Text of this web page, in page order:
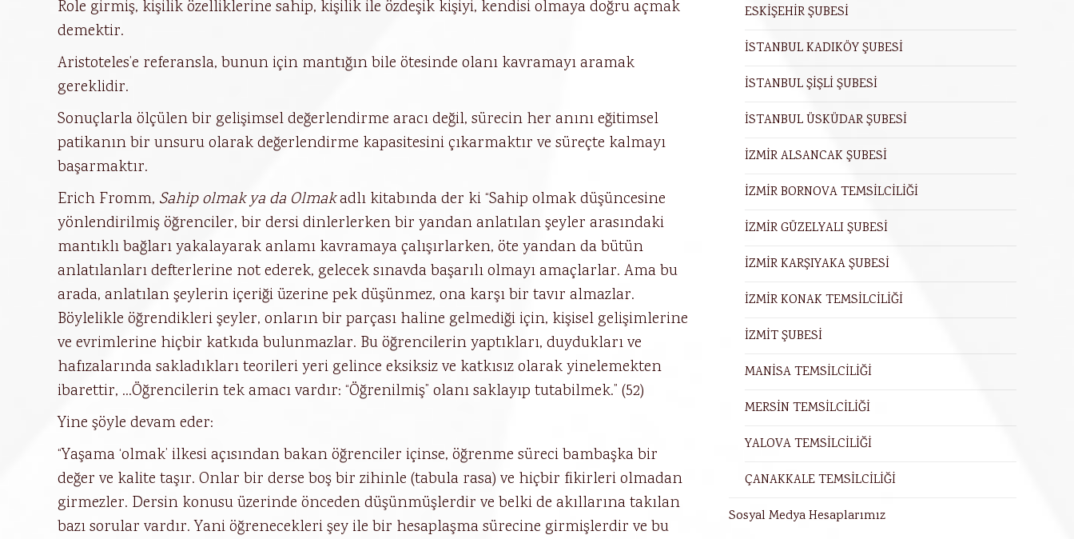
Role girmiş, kişilik özelliklerine sahip, kişilik ile özdeşik kişiyi, kendisi olmaya doğru açmak
demektir.
Aristoteles’e referansla, bunun için mantığın bile ötesinde olanı kavramayı aramak
gereklidir.
Sonuçlarla ölçülen bir gelişimsel değerlendirme aracı değil, sürecin her anını eğitimsel
patikanın bir unsuru olarak değerlendirme kapasitesini çıkarmaktır ve süreçte kalmayı
başarmaktır.
Erich Fromm, Sahip olmak ya da Olmakadlı kitabında der ki “Sahip olmak düşüncesine
yönlendirilmiş öğrenciler, bir dersi dinlerlerken bir yandan anlatılan şeyler arasındaki
mantıklı bağları yakalayarak anlamı kavramaya çalışırlarken, öte yandan da bütün
anlatılanları defterlerine not ederek, gelecek sınavda başarılı olmayı amaçlarlar. Ama bu
arada, anlatılan şeylerin içeriği üzerine pek düşünmez, ona karşı bir tavır almazlar.
Böylelikle öğrendikleri şeyler, onların bir parçası haline gelmediği için, kişisel gelişimlerine
ve evrimlerine hiçbir katkıda bulunmazlar. Bu öğrencilerin yaptıkları, duydukları ve
hafızalarında sakladıkları teorileri yeri gelince eksiksiz ve katkısız olarak yinelemekten
ibarettir, …Öğrencilerin tek amacı vardır: “Öğrenilmiş” olanı saklayıp tutabilmek.” (52)
Yine şöyle devam eder:
“Yaşama ‘olmak’ ilkesi açısından bakan öğrenciler içinse, öğrenme süreci bambaşka bir
değer ve kalite taşır. Onlar bir derse boş bir zihinle (tabula rasa) ve hiçbir fikirleri olmadan
girmezler. Dersin konusu üzerinde önceden düşünmüşlerdir ve belki de akıllarına takılan
bazı sorular vardır. Yani öğrenecekleri şey ile bir hesaplaşma sürecine girmişlerdir ve bu
ESKİŞEHİR ŞUBESİ
İSTANBUL KADIKÖY ŞUBESİ
İSTANBUL ŞİŞLİ ŞUBESİ
İSTANBUL ÜSKÜDAR ŞUBESİ
İZMİR ALSANCAK ŞUBESİ
İZMİR BORNOVA TEMSİLCİLİĞİ
İZMİR GÜZELYALI ŞUBESİ
İZMİR KARŞIYAKA ŞUBESİ
İZMİR KONAK TEMSİLCİLİĞİ
İZMİT ŞUBESİ
MANİSA TEMSİLCİLİĞİ
MERSİN TEMSİLCİLİĞİ
YALOVA TEMSİLCİLİĞİ
ÇANAKKALE TEMSİLCİLİĞİ
Sosyal Medya Hesaplarımız